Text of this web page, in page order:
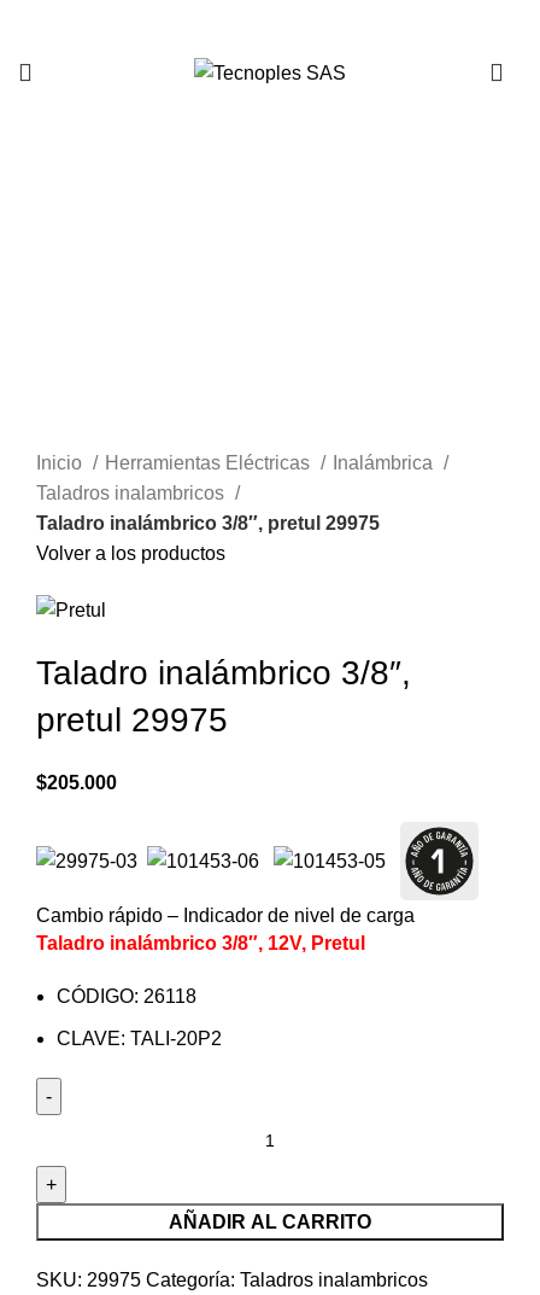
Inicio Herramientas Eléctricas
Inalámbrica
Taladros inalambricos
Taladro inalámbrico 3/8″, pretul 29975
Volver a los productos
Taladro inalámbrico 3/8″,
pretul 29975
$205.000
Cambio rápido – Indicador de nivel de carga
Taladro inalámbrico 3/8″, 12V, Pretul
CÓDIGO: 26118
CLAVE: TALI-20P2
3/8",
cantidad
AÑADIR AL CARRITO
SKU: 29975 Categoría: Taladros inalambricos